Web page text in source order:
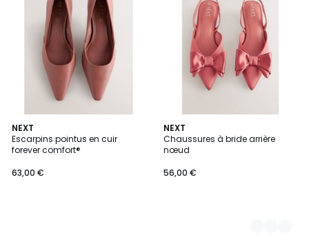
NEXT
Escarpins pointus en cuir
forever comfort®
63,00 €
NEXT
Chaussures à bride arrière
nœud
56,00 €
2
Couleurs